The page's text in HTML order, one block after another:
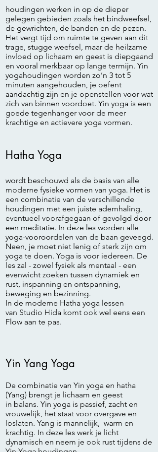
houdingen werken in op de dieper
gelegen gebieden zoals het bindweefsel,
de gewrichten, de banden en de pezen.
Het vergt tijd om ruimte te geven aan dit
trage, stugge weefsel, maar de heilzame
invloed op lichaam en geest is diepgaand
en vooral merkbaar op lange termijn. Yin
yogahoudingen worden zo’n 3 tot 5
minuten aangehouden, je oefent
aandachtig zijn en je openstellen voor wat
zich van binnen voordoet. Yin yoga is een
goede tegenhanger voor de meer
krachtige en actievere yoga vormen.
Hatha Yoga
wordt beschouwd als de basis van alle
moderne fysieke vormen van yoga. Het is
een combinatie van de verschillende
houdingen met een juiste ademhaling,
eventueel voorafgegaan of gevolgd door
een meditatie. In deze les worden alle
yoga-vooroordelen van de baan geveegd.
Neen, je moet niet lenig of sterk zijn om
yoga te doen. Yoga is voor iedereen. De
les zal - zowel fysiek als mentaal - een
evenwicht zoeken tussen dynamiek en
rust, inspanning en ontspanning,
beweging en bezinning.
In de moderne Hatha yoga lessen
van Studio Hida komt ook wel eens een
Flow aan te pas.
Yin Yang Yoga
De combinatie van Yin yoga en hatha
(Yang) brengt je lichaam en geest
in balans. Yin yoga is passief, zacht en
vrouwelijk, het staat voor overgave en
loslaten. Yang is mannelijk, warm en
krachtig. In deze les werk je licht
dynamisch en neem je ook rust tijdens de